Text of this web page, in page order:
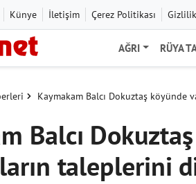
Künye İletişim Çerez Politikası
AĞRI RÜYA
Kaymakam Balcı Dokuztaş
Balcı
taleplerini